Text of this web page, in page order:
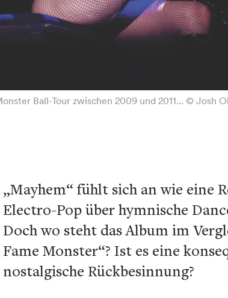
Ball-Tour zwischen 2009 und 2011... © Josh
„Mayhem“ fühlt sich an wie eine
Electro-Pop über hymnische
Doch wo steht das Album im
Fame Monster“? Ist es eine
nostalgische Rückbesinnung?